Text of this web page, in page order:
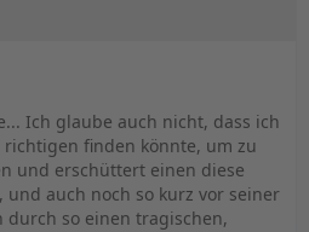
Ich glaube auch nicht, dass ich
finden könnte, um zu
und erschüttert einen diese
auch noch so kurz vor seiner
durch so einen tragischen,